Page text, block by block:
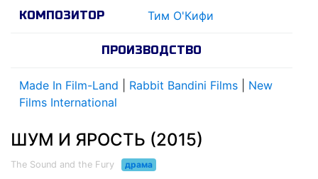
КОМПОЗИТОР Тим О'Кифи
ПРОИЗВОДСТВО
Made In Film-Land Rabbit Bandini Films
New
Films International
ШУМ И ЯРОСТЬ (2015)
The Sound and the Fury драма